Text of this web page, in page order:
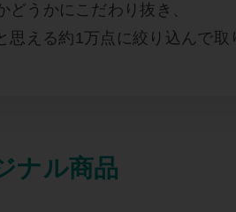
うかにこだわり抜き、
える約1万点に絞り込んで取
ナル商品